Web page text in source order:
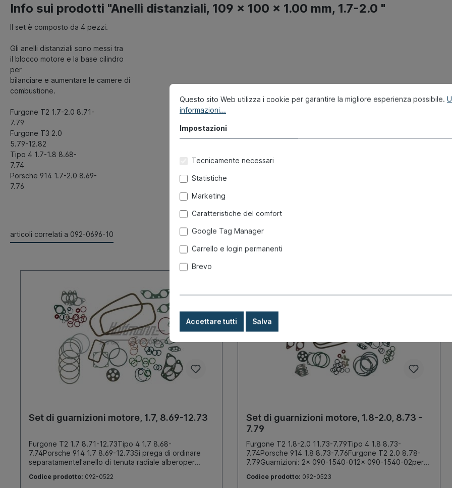
Info sui prodotti "Anelli distanziali, 109 x 100 x 1.00 mm, 1.7-2.0 "
Il set è composto da 4 pezzi.
Gli anelli distanziali sono messi tra
il blocco motore e la base cilindro
per
bilanciare e aumentare le camere di
combustione.
Furgone T2 1.7-2.0 8.71-
7.79
Furgone T3 2.0
5.79-12.82
Tipo 4 1.7-1.8 8.68-
7.74
Porsche 914 1.7-2.0 8.69-
7.76
articoli correlati a 092-0696-10
Set di guarnizioni motore, 1.7, 8.69-12.73
Furgone T2 1.7 8.71-12.73Tipo 4 1.7 8.68-
7.74Porsche 914 1.7 8.69-12.73Si prega di ordinare
separatamentel'anello di tenuta radiale alberoper
tenuta radialealbero per puleggia(numero
Codice prodotto: 092-0522
Set di guarnizioni motore, 1.8-2.0, 8.73 -
7.79
Furgone T2 1.8-2.0 11.73-7.79Tipo 4 1.8 8.73-
7.74Porsche 914 1.8 8.73-7.76Furgone T2 2.0 8.78-
7.79Guarnizioni: 2x 090-1540-012x 090-1540-02per
separatamentel'anello di tenuta radiale alberoper
Codice prodotto: 092-0523
Questo sito Web utilizza i cookie per garantire la migliore esperienza possibile.
informazioni...
Impostazioni
Tecnicamente necessari
Statistiche
Marketing
Caratteristiche del comfort
Google Tag Manager
Carrello e login permanenti
Brevo
Accettare tutti Salva